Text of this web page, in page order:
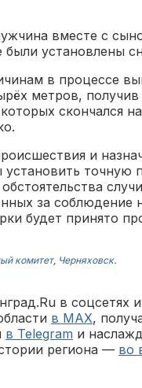
вместе с
установлены
в процессе
метров,
скончался
и
точную
за соблюдение
будет принято
комитет, Черняховск.
в соцсетях
в MAX,
в Telegram и
региона — во